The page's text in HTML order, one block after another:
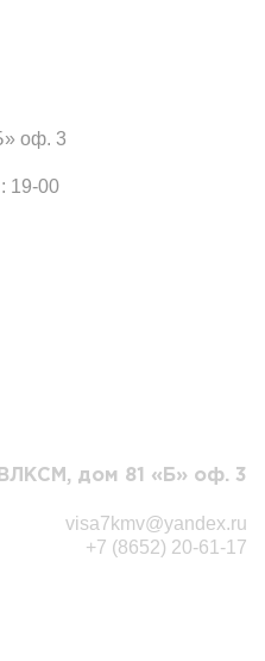
оф. 3
19-00
дом 81 «Б» оф. 3
visa7kmv@yandex.ru
+7 (8652) 20-61-17